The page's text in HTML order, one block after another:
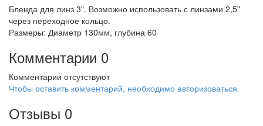
Бленда для линз 3". Возможно использовать с линзами 2,5"
через переходное кольцо.
Размеры: Диаметр 130мм, глубина 60
Комментарии 0
Комментарии отсутствуют
Чтобы оставить комментарий, необходимо авторизоваться.
Отзывы 0